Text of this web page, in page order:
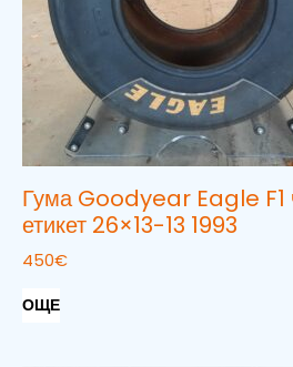
Гума Goodyear Eagle F1
етикет 26×13-13 1993
450€
ОЩЕ